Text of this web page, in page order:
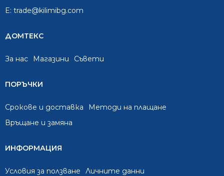
E: trade@kilimibg.com
ДОМТЕКС
За нас Mагазини Съвети
ПОРЪЧКИ
Срокове и доставка
Методи на плащане
Връщане и замяна
ИНФОРМАЦИЯ
Условия за ползване Личните данни